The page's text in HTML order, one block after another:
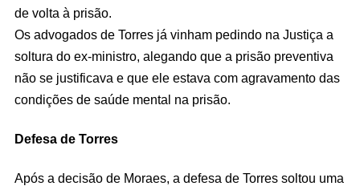
de volta à prisão.
Os advogados de Torres já vinham pedindo na Justiça a
soltura do ex-ministro, alegando que a prisão preventiva
não se justificava e que ele estava com agravamento das
condições de saúde mental na prisão.
Defesa de Torres
Após a decisão de Moraes, a defesa de Torres soltou uma